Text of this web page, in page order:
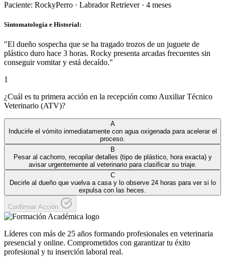
Paciente: RockyPerro · Labrador Retriever· 4 meses
Sintomatología e Historial:
"El dueño sospecha que se ha tragado trozos de un juguete de
plástico duro hace 3 horas. Rocky presenta arcadas frecuentes sin
conseguir vomitar y está decaído."
1
¿Cuál es tu primera acción en la recepción como Auxiliar Técnico
Veterinario (ATV)?
A
Inducirle el vómito inmediatamente con agua oxigenada para acelerar el
proceso.
B
Pesar al cachorro, recopilar detalles (tipo de plástico, hora exacta) y
avisar urgentemente al veterinario para clasificar su triaje.
C
Decirle al dueño que vuelva a casa y lo observe 24 horas para ver si lo
expulsa con las heces.
Confirmar Acción
Líderes con más de 25 años formando profesionales en veterinaria
presencial y online. Comprometidos con garantizar tu éxito
profesional y tu inserción laboral real.